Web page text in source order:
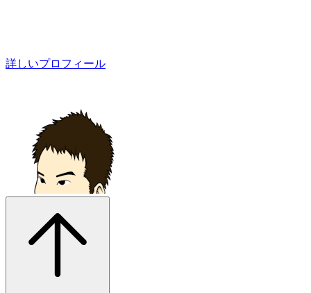
詳しいプロフィール